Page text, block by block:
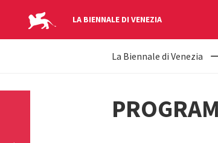
LA BIENNALE DI VENEZIA
YOUR
HERE
La Biennale di Venezia